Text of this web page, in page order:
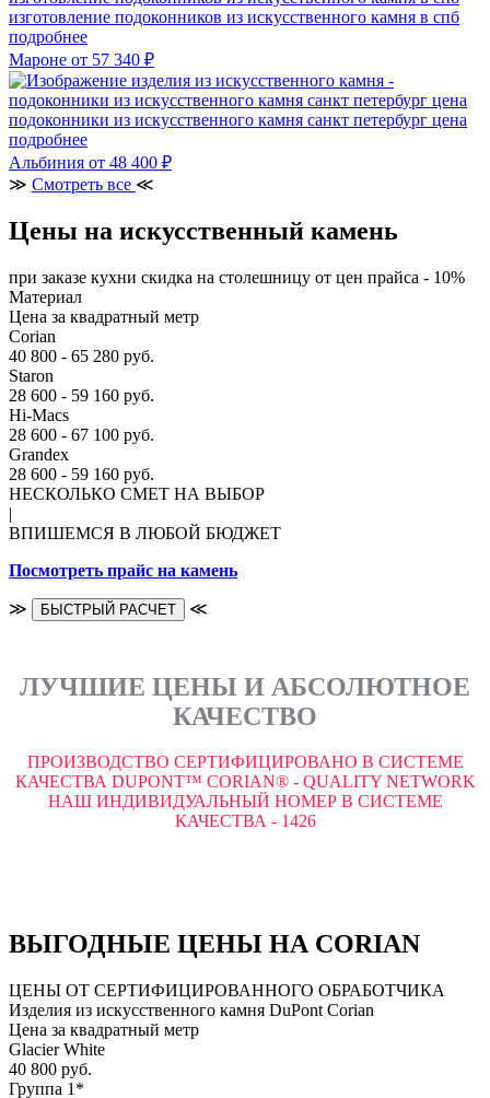
изготовление подоконников из искусственного камня в спб
подробнее
Мароне от 57 340 ₽
подоконники из искусственного камня санкт петербург цена
подробнее
Альбиния от 48 400 ₽
≫ Смотреть все ≪
Цены на искусственный камень
при заказе кухни скидка на столешницу от цен прайса - 10%
Материал
Цена за квадратный метр
Corian
40 800 - 65 280 руб.
Staron
28 600 - 59 160 руб.
Hi-Macs
28 600 - 67 100 руб.
Grandex
28 600 - 59 160 руб.
НЕСКОЛЬКО СМЕТ НА ВЫБОР
|
ВПИШЕМСЯ В ЛЮБОЙ БЮДЖЕТ
Посмотреть прайс на камень
≫ БЫСТРЫЙ РАСЧЕТ ≪
ЛУЧШИЕ ЦЕНЫ И АБСОЛЮТНОЕ
КАЧЕСТВО
ПРОИЗВОДСТВО СЕРТИФИЦИРОВАНО В СИСТЕМЕ
КАЧЕСТВА DUPONT™ CORIAN® - QUALITY NETWORK
НАШ ИНДИВИДУАЛЬНЫЙ НОМЕР В СИСТЕМЕ
КАЧЕСТВА - 1426
ВЫГОДНЫЕ ЦЕНЫ НА CORIAN
ЦЕНЫ ОТ СЕРТИФИЦИРОВАННОГО ОБРАБОТЧИКА
Изделия из искусственного камня DuPont Corian
Цена за квадратный метр
Glacier White
40 800 руб.
Группа 1*